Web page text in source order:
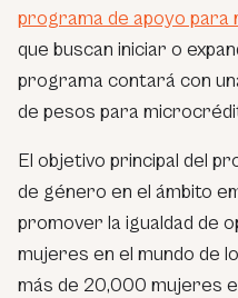
programa de apoyo
que buscan iniciar o
programa contará con
de pesos para
El objetivo principal del
de género en el ámbito
promover la igualdad de
mujeres en el mundo de
más de 20,000 mujeres